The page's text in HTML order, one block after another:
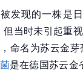
发现的一株是
但当时未引起重
命名为苏云金芽
是在德国苏云金